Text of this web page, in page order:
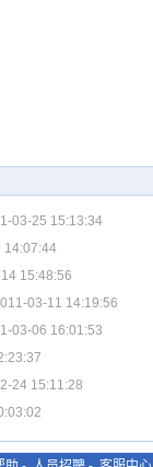
03-25 15:13:34
14:07:44
15:48:56
03-11 14:19:56
03-06 16:01:53
24 15:11:28